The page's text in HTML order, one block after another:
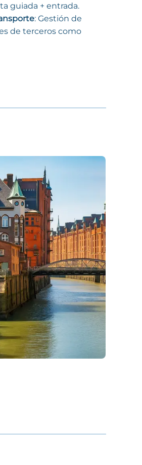
guiada + entrada.
: Gestión de
de terceros como